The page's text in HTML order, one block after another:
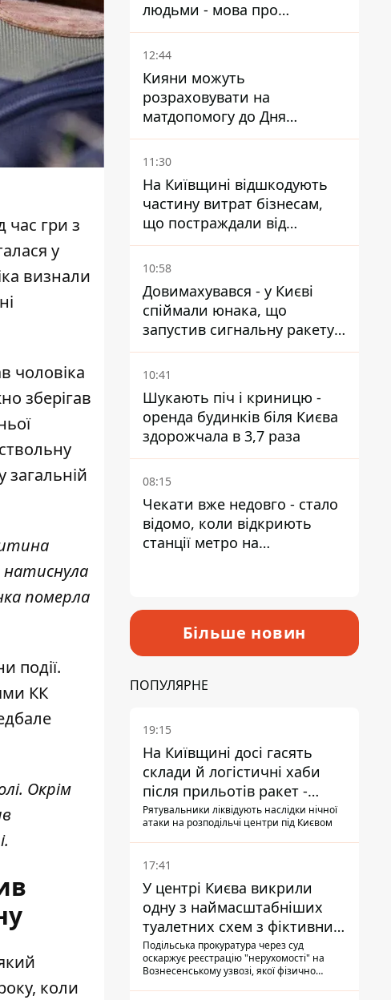
час гри з
у
визнали
чоловіка
зберігав
натиснула
померла
події.
КК
Окрім
коли
людьми - мова про
сурогатне материнство
12:44
Кияни можуть
розраховувати на
матдопомогу до Дня
незалежності - кому її
дадуть
11:30
На Київщині відшкодують
частину витрат бізнесам,
що постраждали від
прильотів ракет
10:58
Довимахувався - у Києві
спіймали юнака, що
запустив сигнальну ракету,
аби потішити дівчат
10:41
Шукають піч і криницю -
оренда будинків біля Києва
здорожчала в 3,7 раза
08:15
Чекати вже недовго - стало
відомо, коли відкриють
станції метро на
Більше новин
ПОПУЛЯРНЕ
19:15
На Київщині досі гасять
склади й логістичні хаби
після прильотів ракет -
ДСНС
Рятувальники ліквідують наслідки нічної
атаки на розподільчі центри під Києвом
17:41
У центрі Києва викрили
одну з наймасштабніших
туалетних схем з фіктивним
будинком
Подільська прокуратура через суд
оскаржує реєстрацію "нерухомості" на
Вознесенському узвозі, якої фізично